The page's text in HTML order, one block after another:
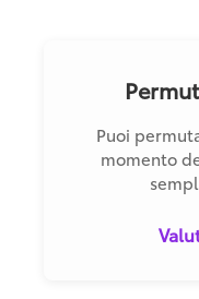
Puoi
momento